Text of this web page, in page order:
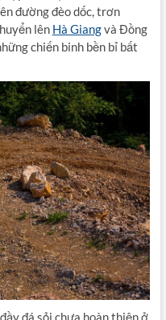
đường đèo dốc, trơn
lên Hà Giangvà Đồng
chiến binh bền bỉ bất
đá sỏi chưa hoàn thiện ở